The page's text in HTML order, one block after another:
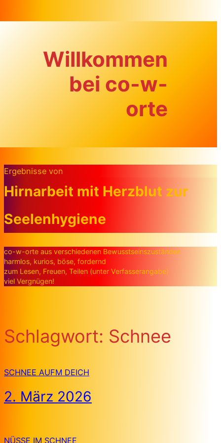
Willkommen
bei co-w-
orte
Ergebnisse von
Hirnarbeit mit Herzblut zur
Seelenhygiene
co-w-orte aus verschiedenen Bewusstseinszuständen
harmlos, kurios, böse, fordernd
zum Lesen, Freuen, Teilen (unter Verfasserangabe)
viel Vergnügen!
Schlagwort: Schnee
SCHNEE AUFM DEICH
2. März 2026
NÜSSE IM SCHNEE